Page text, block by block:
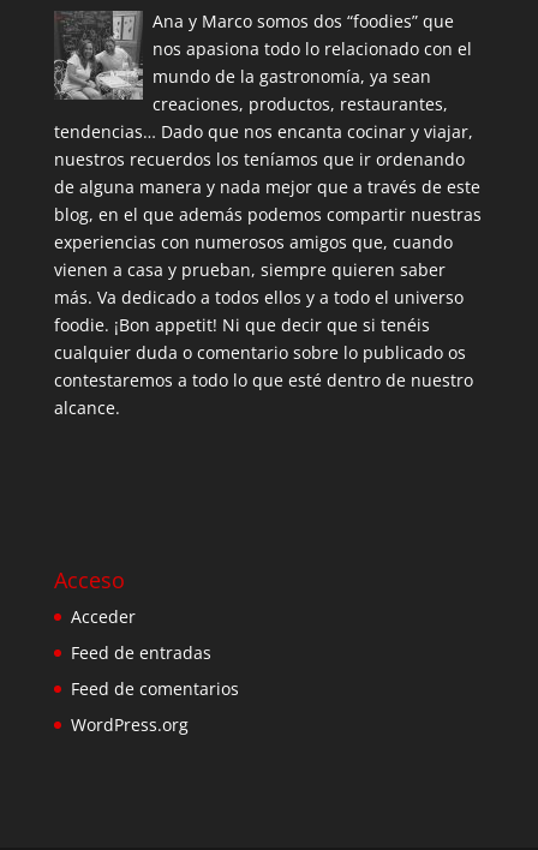
Ana y Marco somos dos “foodies” que
nos apasiona todo lo relacionado con el
mundo de la gastronomía, ya sean
creaciones, productos, restaurantes,
tendencias… Dado que nos encanta cocinar y viajar,
nuestros recuerdos los teníamos que ir ordenando
de alguna manera y nada mejor que a través de este
blog, en el que además podemos compartir nuestras
experiencias con numerosos amigos que, cuando
vienen a casa y prueban, siempre quieren saber
más. Va dedicado a todos ellos y a todo el universo
foodie. ¡Bon appetit! Ni que decir que si tenéis
cualquier duda o comentario sobre lo publicado os
contestaremos a todo lo que esté dentro de nuestro
alcance.
Acceso
Acceder
Feed de entradas
Feed de comentarios
WordPress.org